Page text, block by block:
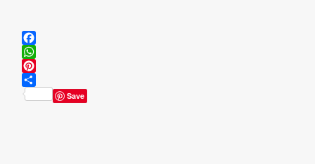
Facebook
WhatsApp
Pinterest
Share
Save